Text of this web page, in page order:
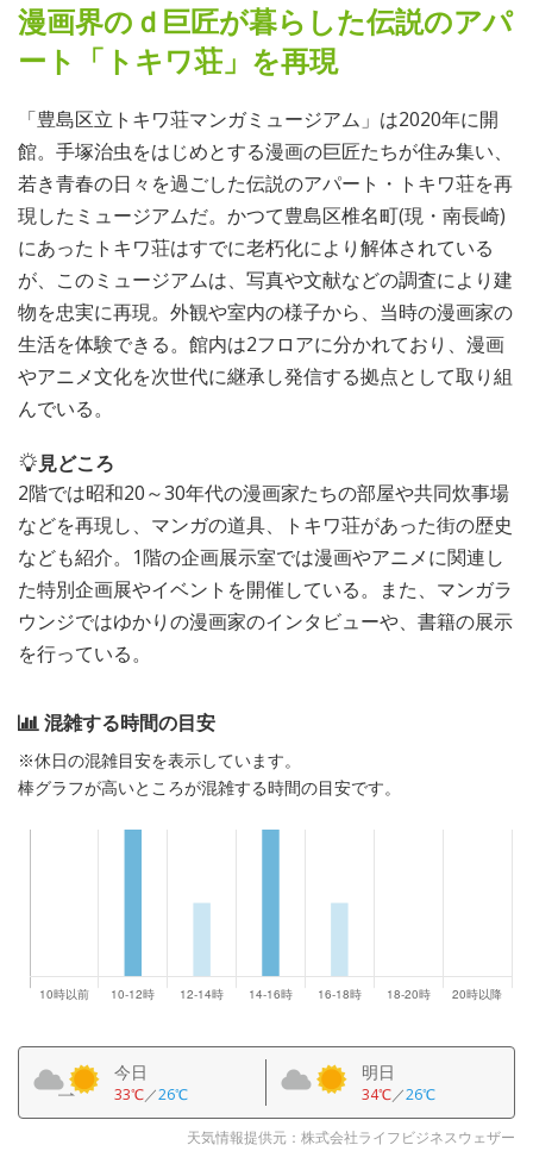
漫画界のｄ巨匠が暮らした伝説のアパ
ート「トキワ荘」を再現
「豊島区立トキワ荘マンガミュージアム」は2020年に開
館。手塚治虫をはじめとする漫画の巨匠たちが住み集い、
若き青春の日々を過ごした伝説のアパート・トキワ荘を再
現したミュージアムだ。かつて豊島区椎名町(現・南長崎)
にあったトキワ荘はすでに老朽化により解体されている
が、このミュージアムは、写真や文献などの調査により建
物を忠実に再現。外観や室内の様子から、当時の漫画家の
生活を体験できる。館内は2フロアに分かれており、漫画
やアニメ文化を次世代に継承し発信する拠点として取り組
んでいる。
見どころ
2階では昭和20～30年代の漫画家たちの部屋や共同炊事場
などを再現し、マンガの道具、トキワ荘があった街の歴史
なども紹介。1階の企画展示室では漫画やアニメに関連し
た特別企画展やイベントを開催している。また、マンガラ
ウンジではゆかりの漫画家のインタビューや、書籍の展示
を行っている。
混雑する時間の目安
※休日の混雑目安を表示しています。
棒グラフが高いところが混雑する時間の目安です。
今日
33℃／26℃
明日
34℃／26℃
天気情報提供元：株式会社ライフビジネスウェザー